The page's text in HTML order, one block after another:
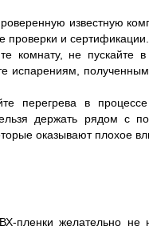
известную
проверки и сертификации.
комнату, не пускайте
испарениям,
перегрева в
держать рядом с
оказывают плохое
пленки желательно не